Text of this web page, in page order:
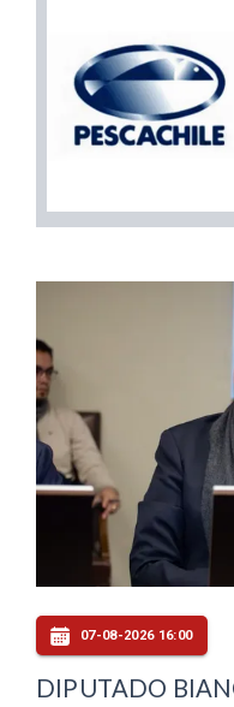
07-08-2026 16:00
DIPUTADO